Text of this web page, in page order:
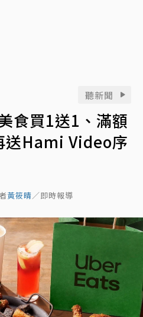
聽新聞
食買1送1、滿額
送Hami Video序
黃筱晴／即時報導